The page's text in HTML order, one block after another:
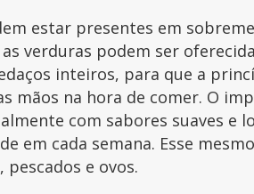
estar presentes em
verduras podem ser
inteiros, para que a
mãos na hora de comer. O
com sabores suaves e
em cada semana. Esse
pescados e ovos.